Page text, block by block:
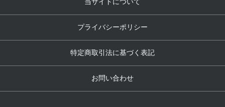
当サイトについて
プライバシーポリシー
特定商取引法に基づく表記
お問い合わせ